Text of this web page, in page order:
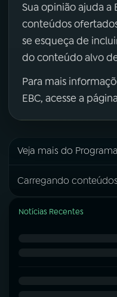
Sua opinião ajuda a
conteúdos
se esqueça de
do conteúdo alvo
Para mais
EBC, acesse a
Veja mais do Programa
Carregando
Notícias Recentes